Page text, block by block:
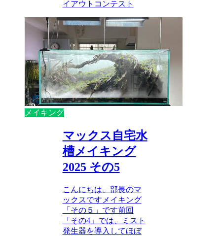
イアウトコンテスト
メイキング
マックス自宅水
槽メイキング
2025 その5
こんにちは、部長のマ
ックスですメイキング
「その５」です前回
「その4」では、ミスト
発生器を導入してほぼ